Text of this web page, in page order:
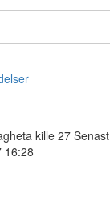
kille 27 Senast
16:28